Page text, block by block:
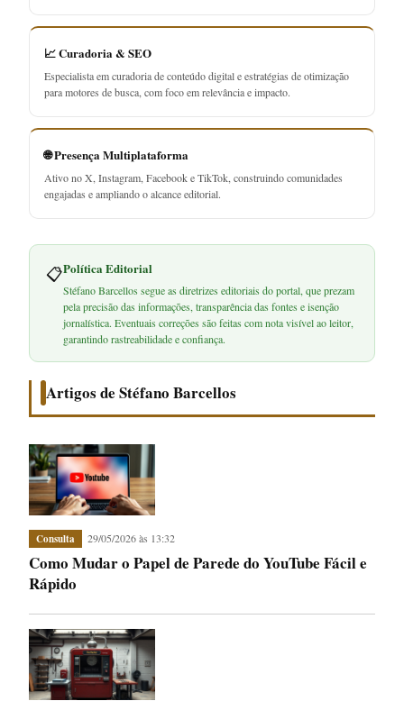
📈 Curadoria & SEO
Especialista em curadoria de conteúdo digital e estratégias de otimização
para motores de busca, com foco em relevância e impacto.
🌐 Presença Multiplataforma
Ativo no X, Instagram, Facebook e TikTok, construindo comunidades
engajadas e ampliando o alcance editorial.
📋Política Editorial
Stéfano Barcellos segue as diretrizes editoriais do portal, que prezam
pela precisão das informações, transparência das fontes e isenção
jornalística. Eventuais correções são feitas com nota visível ao leitor,
garantindo rastreabilidade e confiança.
Artigos de Stéfano Barcellos
Consulta 29/05/2026 às 13:32
Como Mudar o Papel de Parede do YouTube Fácil e
Rápido